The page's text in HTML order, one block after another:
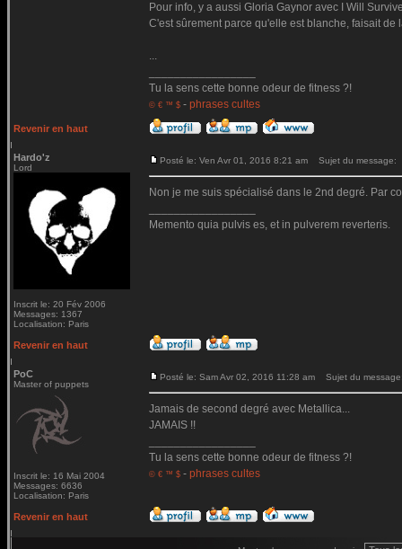
Pour info, y a aussi Gloria Gaynor avec I Will
C'est sûrement parce qu'elle est blanche, faisait
...
Tu la sens cette bonne odeur de fitness ?!
© € ™ $ - phrases cultes
Revenir en haut
Hardo'z
Lord
Inscrit le: 20 Fév 2006
Messages: 1367
Localisation: Paris
Posté le: Ven Avr 01, 2016 8:21 am Sujet du message:
Non je me suis spécialisé dans le 2nd degré. Par
Memento quia pulvis es, et in pulverem reverteris.
Revenir en haut
PoC
Master of puppets
Inscrit le: 16 Mai 2004
Messages: 6636
Localisation: Paris
Posté le: Sam Avr 02, 2016 11:28 am Sujet du
Jamais de second degré avec Metallica...
JAMAIS !!
Tu la sens cette bonne odeur de fitness ?!
© € ™ $ - phrases cultes
Revenir en haut